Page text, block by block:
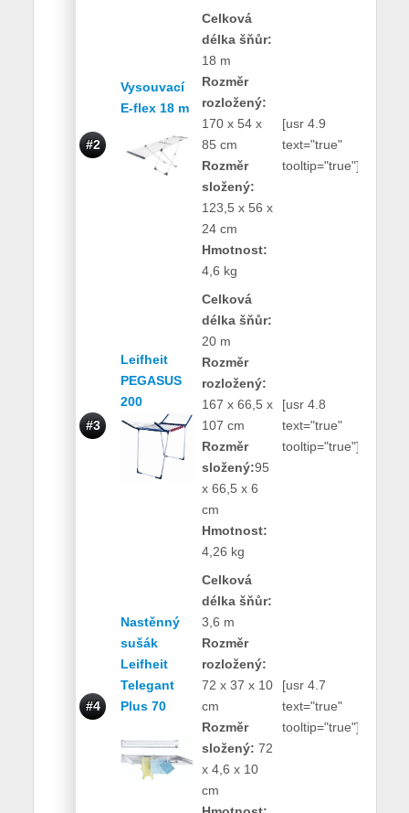
#2
Vysouvací
E-flex 18 m
Celková
délka šňůr:
18 m
Rozměr
rozložený:
170 x 54 x
85 cm
Rozměr
složený:
123,5 x 56 x
24 cm
Hmotnost:
4,6 kg
[usr 4.9
text="true"
tooltip="true"]
#3
Leifheit
PEGASUS
200
Celková
délka šňůr:
20 m
Rozměr
rozložený:
167 x 66,5 x
107 cm
Rozměr
složený:95
x 66,5 x 6
cm
Hmotnost:
4,26 kg
[usr 4.8
text="true"
tooltip="true"]
#4
Nastěnný
sušák
Leifheit
Telegant
Plus 70
Celková
délka šňůr:
3,6 m
Rozměr
rozložený:
72 x 37 x 10
cm
Rozměr
složený: 72
x 4,6 x 10
cm
[usr 4.7
text="true"
tooltip="true"]